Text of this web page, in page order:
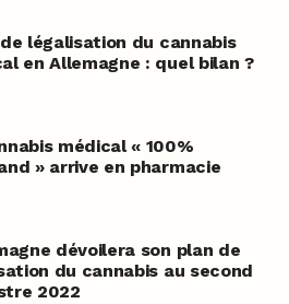
légalisation du cannabis
en Allemagne : quel bilan ?
médical « 100%
» arrive en pharmacie
dévoilera son plan de
du cannabis au second
2022